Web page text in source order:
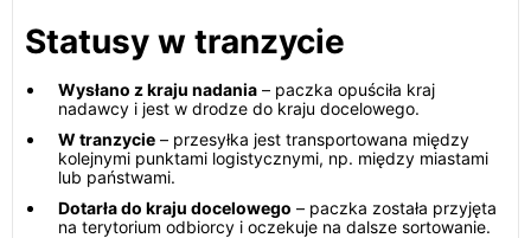
Statusy w tranzycie
Wysłano z kraju nadania – paczka opuściła kraj
nadawcy i jest w drodze do kraju docelowego.
W tranzycie – przesyłka jest transportowana między
kolejnymi punktami logistycznymi, np. między miastami
lub państwami.
Dotarła do kraju docelowego – paczka została przyjęta
na terytorium odbiorcy i oczekuje na dalsze sortowanie.